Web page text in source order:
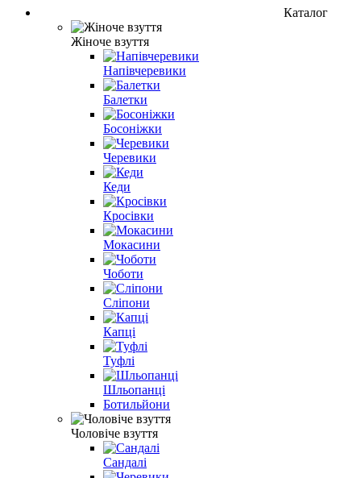
Каталог
Жіноче взуття
Напівчеревики
Балетки
Босоніжки
Черевики
Кеди
Кросівки
Мокасини
Чоботи
Сліпони
Капці
Туфлі
Шльопанці
Ботильйони
Чоловіче взуття
Сандалі